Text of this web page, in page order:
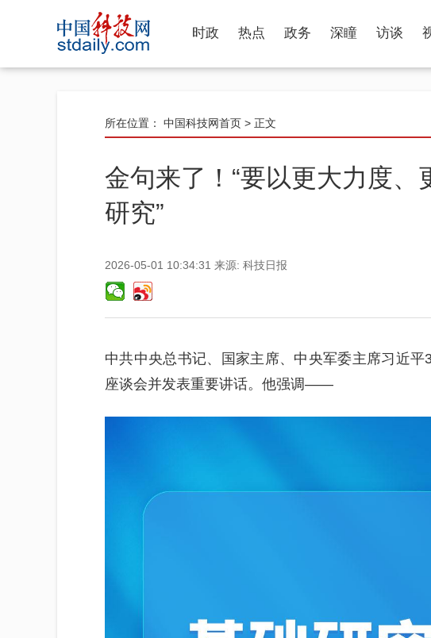
时政 热点 政务 深瞳 访谈
所在位置： 中国科技网首页 > 正文
金句来了！“要以更大力度、
研究”
2026-05-01 10:34:31 来源: 科技日报
中共中央总书记、国家主席、中央军委主席习近
座谈会并发表重要讲话。他强调——